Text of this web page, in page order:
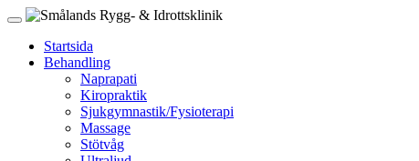
Startsida
Behandling
Naprapati
Kiropraktik
Sjukgymnastik/Fysioterapi
Massage
Stötvåg